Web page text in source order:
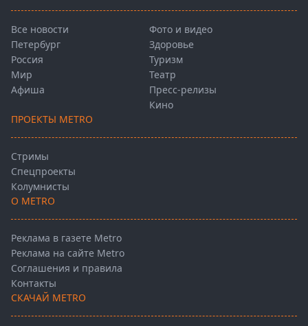
Все новости
Петербург
Россия
Мир
Афиша
Фото и видео
Здоровье
Туризм
Театр
Пресс-релизы
Кино
ПРОЕКТЫ METRO
Стримы
Спецпроекты
Колумнисты
О METRO
Реклама в газете Metro
Реклама на сайте Metro
Соглашения и правила
Контакты
СКАЧАЙ METRO